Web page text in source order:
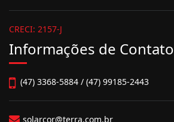
CRECI: 2157-J
Informações de Contato
(47) 3368-5884 / (47) 99185-2443
solarcor@terra.com.br